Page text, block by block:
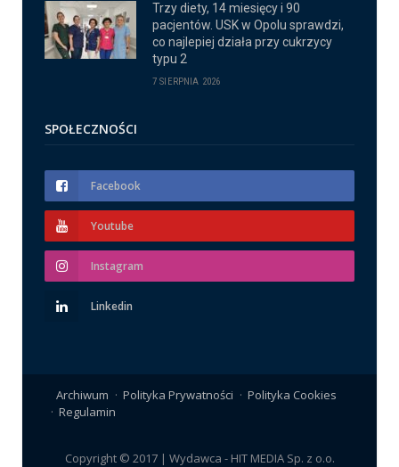
Trzy diety, 14 miesięcy i 90
pacjentów. USK w Opolu sprawdzi,
co najlepiej działa przy cukrzycy
typu 2
7 SIERPNIA 2026
SPOŁECZNOŚCI
Facebook
Youtube
Instagram
Linkedin
Archiwum Polityka Prywatności
Polityka Cookies
Regulamin
Copyright © 2017 | Wydawca - HIT MEDIA Sp. z o.o.